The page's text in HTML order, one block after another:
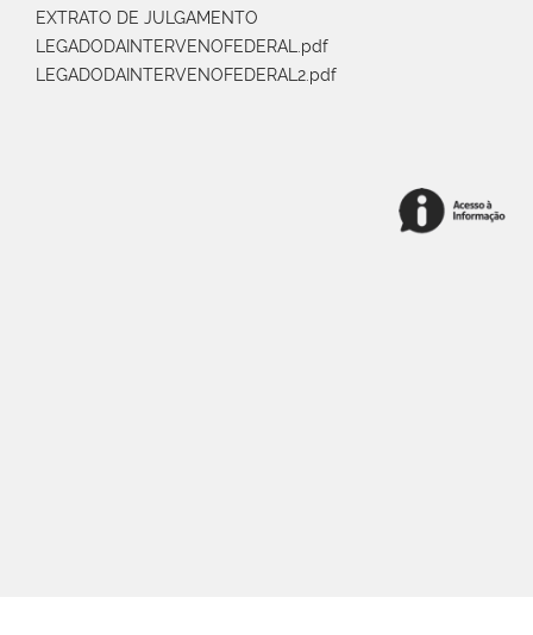
EXTRATO DE JULGAMENTO
LEGADODAINTERVENOFEDERAL.pdf
LEGADODAINTERVENOFEDERAL2.pdf